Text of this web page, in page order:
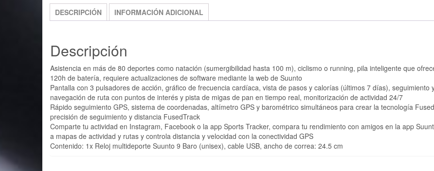
DESCRIPCIÓN INFORMACIÓN ADICIONAL
Descripción
Asistencia en más de 80 deportes como natación (sumergibilidad hasta 100 m), ciclismo o running, pila inteligente que
120h de batería, requiere actualizaciones de software mediante la web de Suunto
Pantalla con 3 pulsadores de acción, gráfico de frecuencia cardíaca, vista de pasos y calorías (últimos 7 días), seguimiento
navegación de ruta con puntos de interés y pista de migas de pan en tiempo real, monitorización de actividad 24/7
Rápido seguimiento GPS, sistema de coordenadas, altímetro GPS y barométrico simultáneos para crear la tecnología
precisión de seguimiento y distancia FusedTrack
Comparte tu actividad en Instagram, Facebook o la app Sports Tracker, compara tu rendimiento con amigos en la app
a mapas de actividad y rutas y controla distancia y velocidad con la conectividad GPS
Contenido: 1x Reloj multideporte Suunto 9 Baro (unisex), cable USB, ancho de correa: 24.5 cm